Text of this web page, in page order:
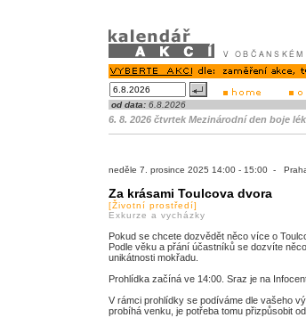
od data: 6.8.2026
6. 8. 2026 čtvrtek Mezinárodní den boje
neděle 7. prosince 2025 14:00 - 15:00 -
Za krásami Toulcova dvora
[Životní prostředí]
Exkurze a vycházky
Pokud se chcete dozvědět něco více o
Podle věku a přání účastníků se dozvíte
unikátnosti mokřadu.
Prohlídka začíná ve 14:00. Sraz je na
V rámci prohlídky se podíváme dle vašeho
probíhá venku, je potřeba tomu přizpůsobit